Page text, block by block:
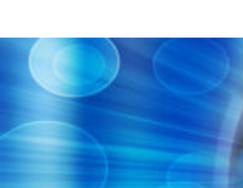
to
contentvinivida.lk